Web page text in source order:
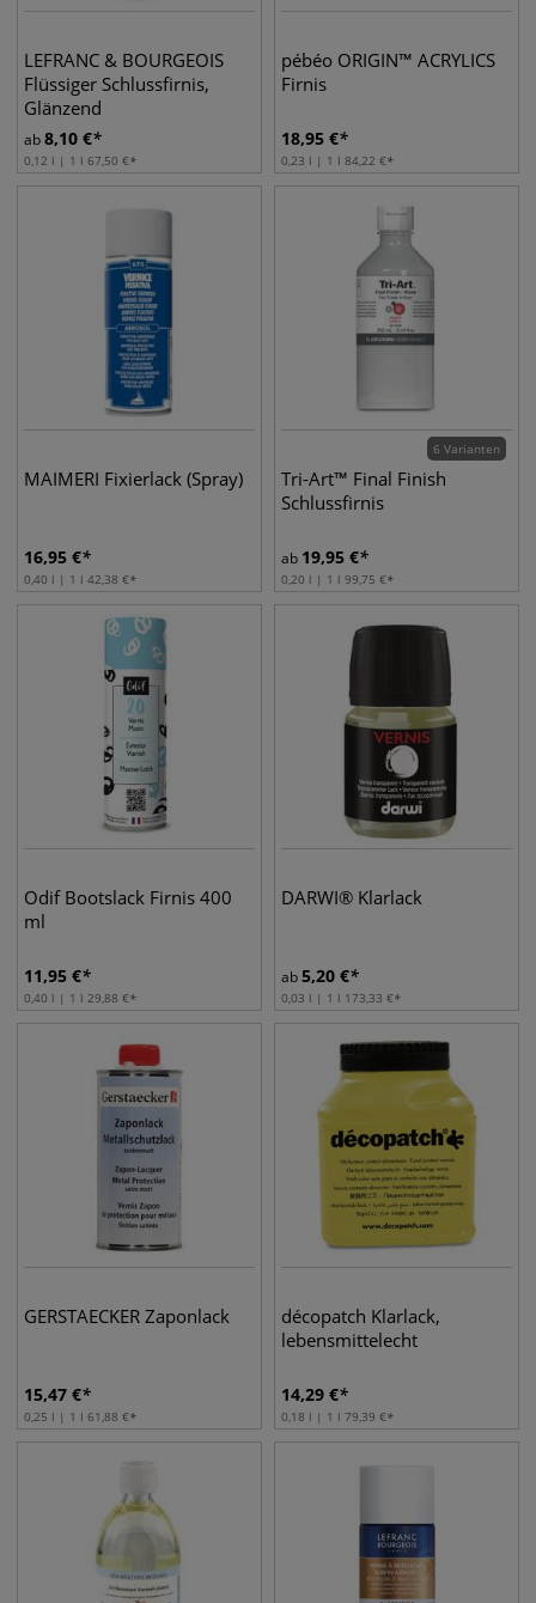
LEFRANC & BOURGEOIS
Flüssiger Schlussfirnis,
Glänzend
ab8,10 €
0,12 l | 1 l 67,50 €
pébéo ORIGIN™ ACRYLICS
Firnis
18,95 €
0,23 l | 1 l 84,22 €
MAIMERI Fixierlack (Spray)
16,95 €
0,40 l | 1 l 42,38 €
6 Varianten
Tri-Art™ Final Finish
Schlussfirnis
ab 19,95 €
0,20 l | 1 l 99,75 €
Odif Bootslack Firnis 400
ml
11,95 €
0,40 l | 1 l 29,88 €
DARWI® Klarlack
ab5,20 €
0,03 l | 1 l 173,33 €
GERSTAECKER Zaponlack
15,47 €
0,25 l | 1 l 61,88 €
décopatch Klarlack,
lebensmittelecht
14,29 €
0,18 l | 1 l 79,39 €